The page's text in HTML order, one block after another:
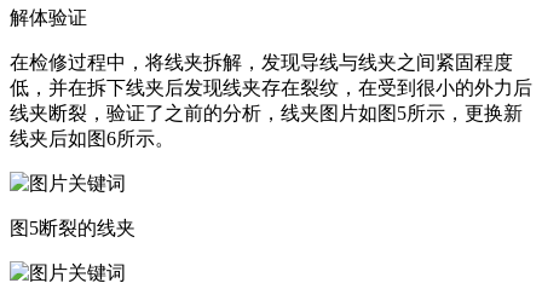
解体验证
在检修过程中，将线夹拆解，发现导线与线夹之间紧固程度
低，并在拆下线夹后发现线夹存在裂纹，在受到很小的外力后
线夹断裂，验证了之前的分析，线夹图片如图5所示，更换新
线夹后如图6所示。
图5断裂的线夹